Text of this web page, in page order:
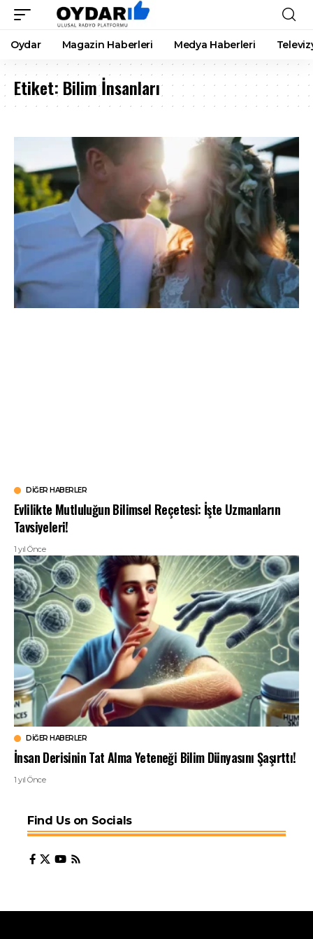
Oydar Magazin Haberleri Medya Haberleri
Etiket: Bilim İnsanları
DIĞER HABERLER
Evlilikte Mutluluğun Bilimsel Reçetesi: İşte Uzmanların
Tavsiyeleri!
1 yıl Önce
DIĞER HABERLER
İnsan Derisinin Tat Alma Yeteneği Bilim Dünyasını Şaşırttı!
1 yıl Önce
Find Us on Socials